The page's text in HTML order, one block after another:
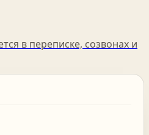
в переписке, созвонах и